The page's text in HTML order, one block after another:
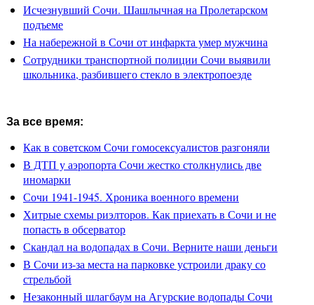
Исчезнувший Сочи. Шашлычная на Пролетарском
подъеме
На набережной в Сочи от инфаркта умер мужчина
Сотрудники транспортной полиции Сочи выявили
школьника, разбившего стекло в электропоезде
За все время:
Как в советском Сочи гомосексуалистов разгоняли
В ДТП у аэропорта Сочи жестко столкнулись две
иномарки
Сочи 1941-1945. Хроника военного времени
Хитрые схемы риэлторов. Как приехать в Сочи и не
попасть в обсерватор
Скандал на водопадах в Сочи. Верните наши деньги
В Сочи из-за места на парковке устроили драку со
стрельбой
Незаконный шлагбаум на Агурские водопады Сочи